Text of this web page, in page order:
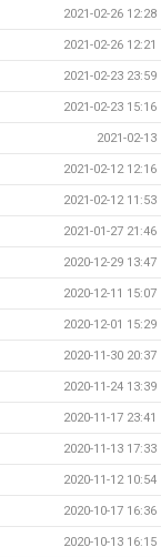
2021-02-26 12:28
2021-02-26 12:21
2021-02-23 23:59
2021-02-23 15:16
2021-02-13
2021-02-12 12:16
2021-02-12 11:53
2021-01-27 21:46
2020-12-29 13:47
2020-12-11 15:07
2020-12-01 15:29
2020-11-30 20:37
2020-11-24 13:39
2020-11-17 23:41
2020-11-13 17:33
2020-11-12 10:54
2020-10-17 16:36
2020-10-13 16:15